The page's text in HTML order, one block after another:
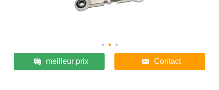
meilleur prix Contact